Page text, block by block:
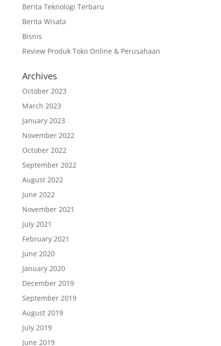
Berita Teknologi Terbaru
Berita Wisata
Bisnis
Review Produk Toko Online & Perusahaan
Archives
October 2023
March 2023
January 2023
November 2022
October 2022
September 2022
August 2022
June 2022
November 2021
July 2021
February 2021
June 2020
January 2020
December 2019
September 2019
August 2019
July 2019
June 2019